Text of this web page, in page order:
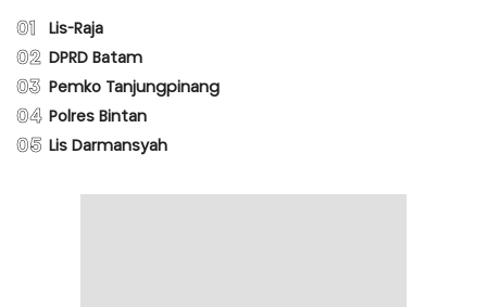
01 Lis-Raja
02 DPRD Batam
03 Pemko Tanjungpinang
04 Polres Bintan
05 Lis Darmansyah